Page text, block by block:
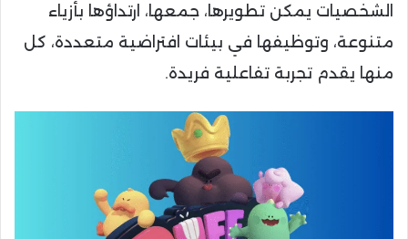
الشخصيات يمكن تطويرها، جمعها، ارتداؤها بأزياء
متنوعة، وتوظيفها في بيئات افتراضية متعددة، كل
منها يقدم تجربة تفاعلية فريدة.